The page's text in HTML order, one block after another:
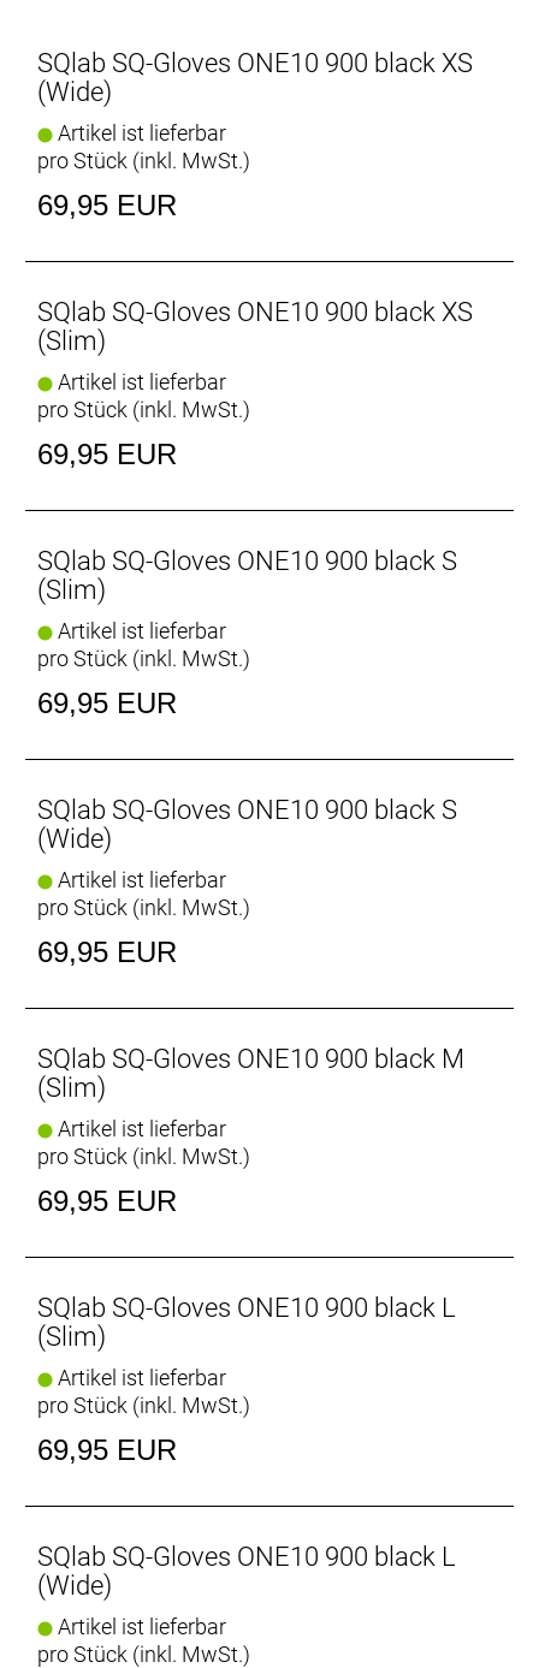
SQlab SQ-Gloves ONE10 900 black XS
(Wide)
Artikel ist lieferbar
pro Stück (inkl. MwSt.)
69,95 EUR
SQlab SQ-Gloves ONE10 900 black XS
(Slim)
Artikel ist lieferbar
pro Stück (inkl. MwSt.)
69,95 EUR
SQlab SQ-Gloves ONE10 900 black S
(Slim)
Artikel ist lieferbar
pro Stück (inkl. MwSt.)
69,95 EUR
SQlab SQ-Gloves ONE10 900 black S
(Wide)
Artikel ist lieferbar
pro Stück (inkl. MwSt.)
69,95 EUR
SQlab SQ-Gloves ONE10 900 black M
(Slim)
Artikel ist lieferbar
pro Stück (inkl. MwSt.)
69,95 EUR
SQlab SQ-Gloves ONE10 900 black L
(Slim)
Artikel ist lieferbar
pro Stück (inkl. MwSt.)
69,95 EUR
SQlab SQ-Gloves ONE10 900 black L
(Wide)
Artikel ist lieferbar
pro Stück (inkl. MwSt.)